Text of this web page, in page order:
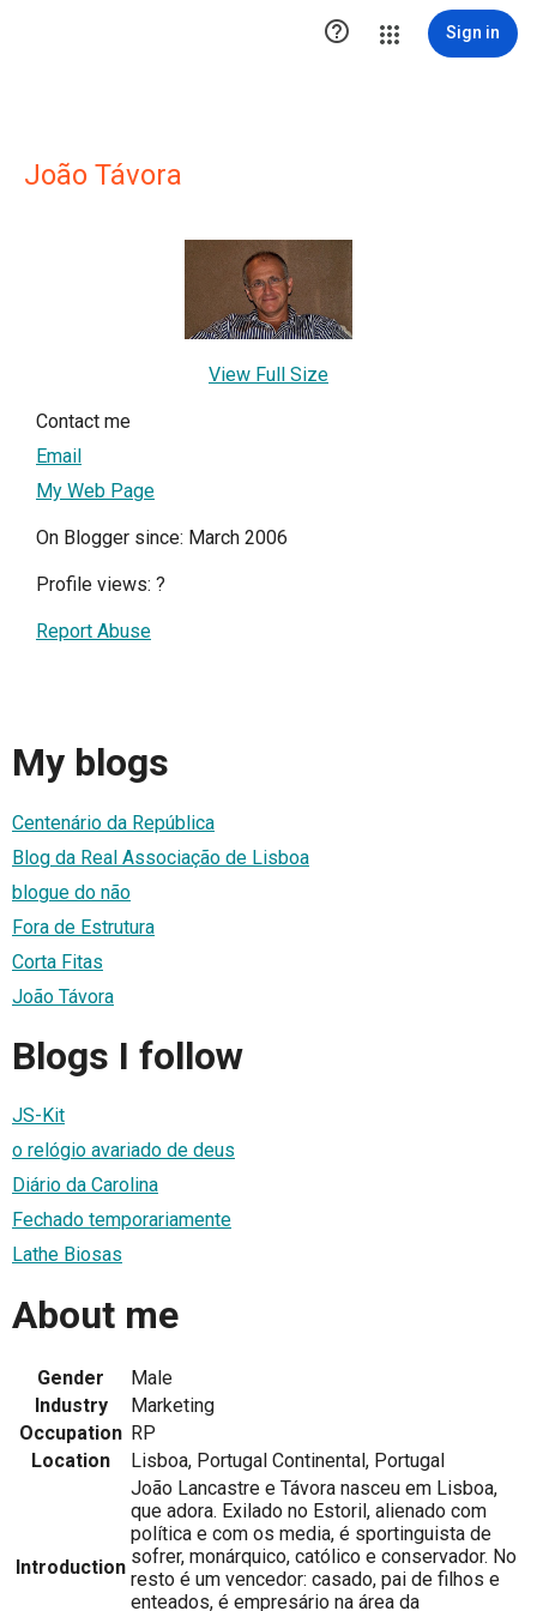
 Sign in
João Távora
View Full Size
Contact me
Email
My Web Page
On Blogger since: March 2006
Profile views: ?
Report Abuse
My blogs
Centenário da República
Blog da Real Associação de Lisboa
blogue do não
Fora de Estrutura
Corta Fitas
João Távora
Blogs I follow
JS-Kit
o relógio avariado de deus
Diário da Carolina
Fechado temporariamente
Lathe Biosas
About me
Gender
Male
Industry
Marketing
Occupation RP
Location
Lisboa, Portugal Continental, Portugal
Introduction
João Lancastre e Távora nasceu em Lisboa,
que adora. Exilado no Estoril, alienado com
política e com os media, é sportinguista de
sofrer, monárquico, católico e conservador. No
resto é um vencedor: casado, pai de filhos e
enteados, é empresário na área da